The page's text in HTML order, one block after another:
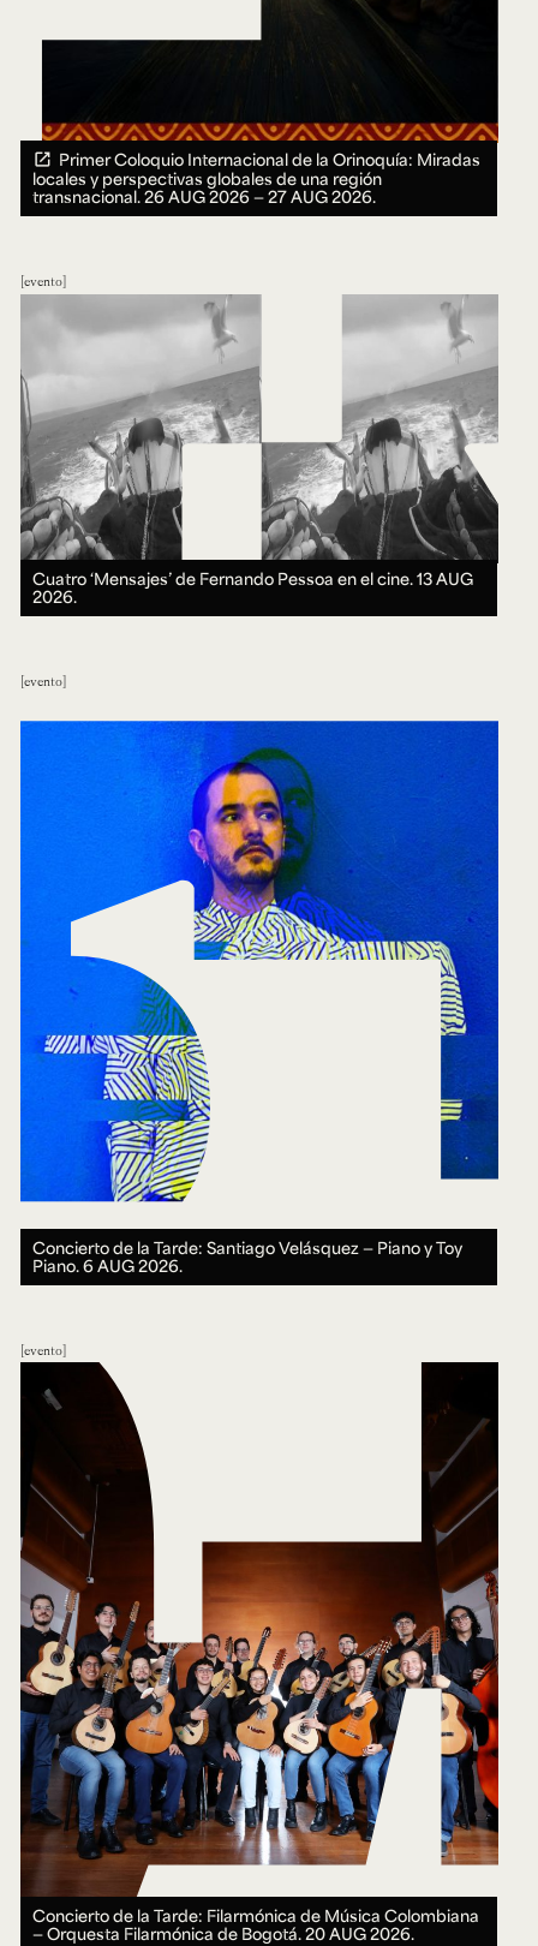
Primer Coloquio Internacional de la Orinoquía: Miradas
locales y perspectivas globales de una región
transnacional.26 AUG 2026 ― 27 AUG 2026.
evento
Cuatro ‘Mensajes’ de Fernando Pessoa en el cine.13 AUG
2026.
evento
Concierto de la Tarde: Santiago Velásquez — Piano y Toy
Piano.6 AUG 2026.
evento
Concierto de la Tarde: Filarmónica de Música Colombiana
— Orquesta Filarmónica de Bogotá.20 AUG 2026.